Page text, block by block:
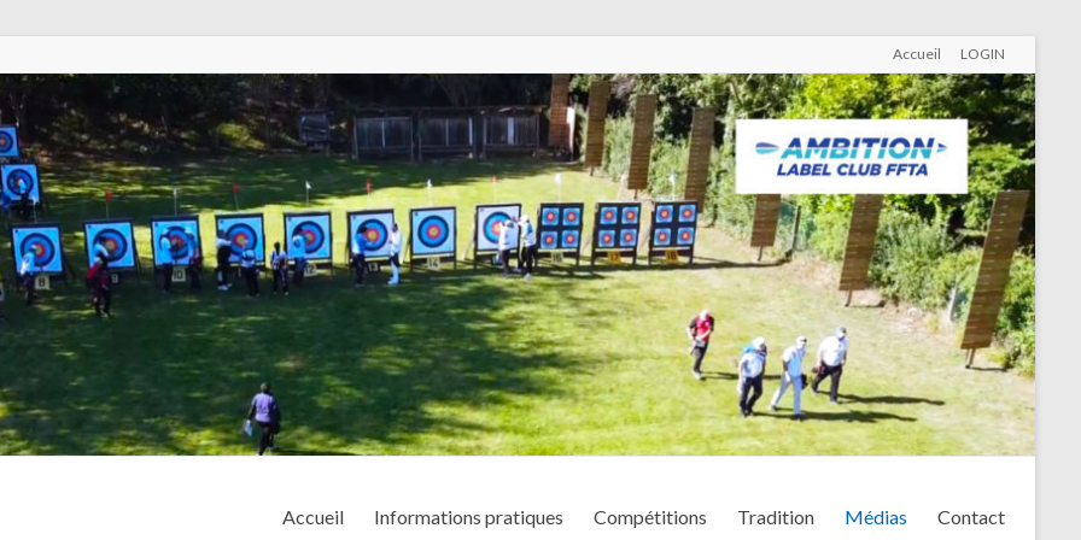
Accueil LOGIN
Accueil Informations pratiques Compétitions Tradition Médias Contact